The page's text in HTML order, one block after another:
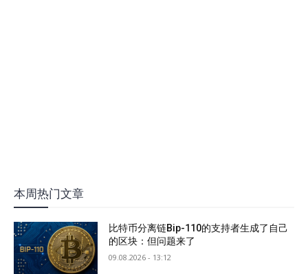
本周热门文章
比特币分离链Bip-110的支持者生成了自己
的区块：但问题来了
09.08.2026 - 13:12